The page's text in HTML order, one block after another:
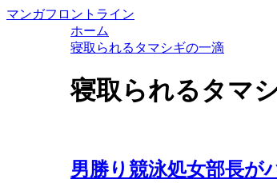
マンガフロントライン
ホーム
寝取られるタマシギの一滴
寝取られるタマ
男勝り競泳処女部長が